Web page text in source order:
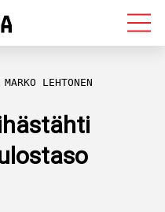
MARKO LEHTONEN